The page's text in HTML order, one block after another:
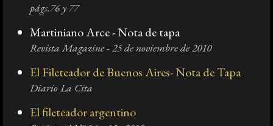
págs.76 y 77
Martiniano Arce - Nota de tapa
Revista Magazine - 25 de noviembre de 2010
El Fileteador de Buenos Aires- Nota de Tapa
Diario La Cita
El fileteador argentino